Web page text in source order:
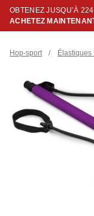
OBTENEZ JUSQU’À
ACHETEZ
Hop-sport / Élastiques